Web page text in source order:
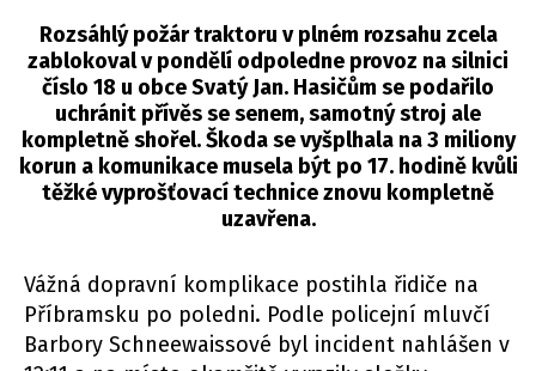
Rozsáhlý požár traktoru v plném rozsahu zcela
zablokoval v pondělí odpoledne provoz na silnici
číslo 18 u obce Svatý Jan. Hasičům se podařilo
uchránit přívěs se senem, samotný stroj ale
kompletně shořel. Škoda se vyšplhala na 3 miliony
korun a komunikace musela být po 17. hodině kvůli
těžké vyprošťovací technice znovu kompletně
uzavřena.
Vážná dopravní komplikace postihla řidiče na
Příbramsku po poledni. Podle policejní mluvčí
Barbory Schneewaissové byl incident nahlášen v